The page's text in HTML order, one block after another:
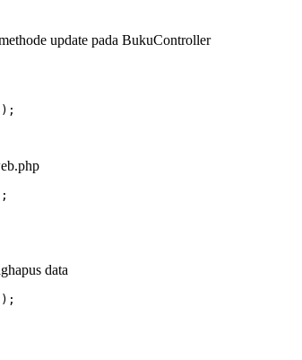
update pada BukuController
data